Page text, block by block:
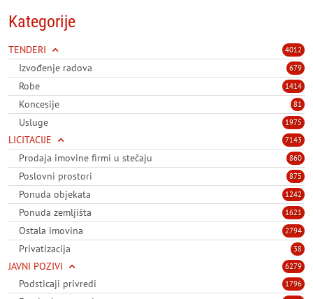
Kategorije
4012
TENDERI
679
Izvođenje radova
1414
Robe
81
Koncesije
1975
Usluge
7143
LICITACIJE
860
Prodaja imovine firmi u stečaju
875
Poslovni prostori
1242
Ponuda objekata
1621
Ponuda zemljišta
2794
Ostala imovina
38
Privatizacija
6279
JAVNI POZIVI
1796
Podsticaji privredi